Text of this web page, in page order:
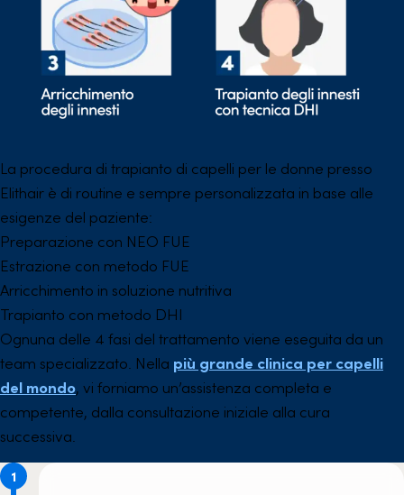
La procedura di trapianto di capelli per le donne presso
Elithair è di routine e sempre personalizzata in base alle
esigenze del paziente:
Preparazione con NEO FUE
Estrazione con metodo FUE
Arricchimento in soluzione nutritiva
Trapianto con metodo DHI
Ognuna delle 4 fasi del trattamento viene eseguita da un
team specializzato. Nella più grande clinica per capelli
del mondo, vi forniamo un’assistenza completa e
competente, dalla consultazione iniziale alla cura
successiva.
1